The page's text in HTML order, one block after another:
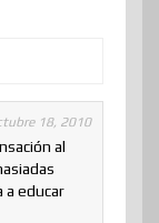
18, 2010
al
a educar